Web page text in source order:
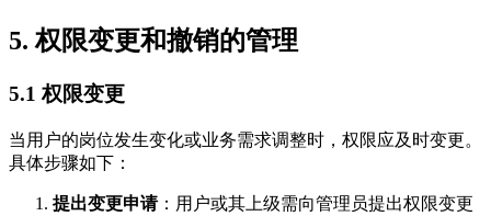
5. 权限变更和撤销的管理
5.1 权限变更
当用户的岗位发生变化或业务需求调整时，权限应及时变更。
具体步骤如下：
提出变更申请：用户或其上级需向管理员提出权限变更